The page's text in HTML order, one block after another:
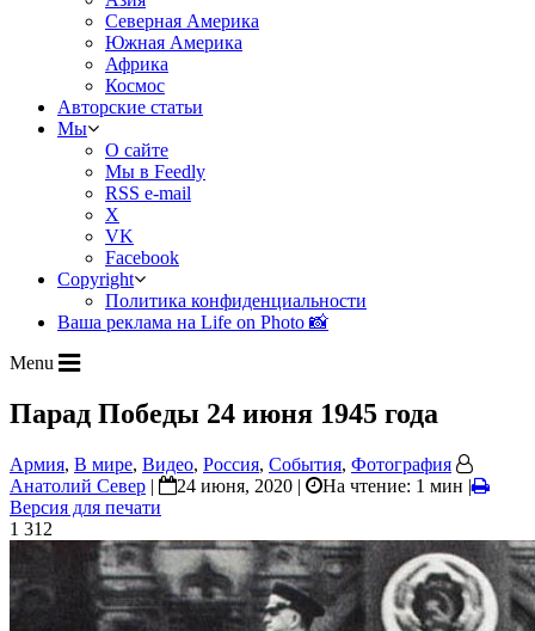
Северная Америка
Южная Америка
Африка
Космос
Авторские статьи
Мы
О сайте
Мы в Feedly
RSS e-mail
X
VK
Facebook
Copyright
Политика конфиденциальности
Ваша реклама на Life on Photo 📸
Menu
Парад Победы 24 июня 1945 года
Армия, В мире, Видео, Россия, События, Фотография
Анатолий Север | 24 июня, 2020 | На чтение: 1 мин |
Версия для печати
1 312